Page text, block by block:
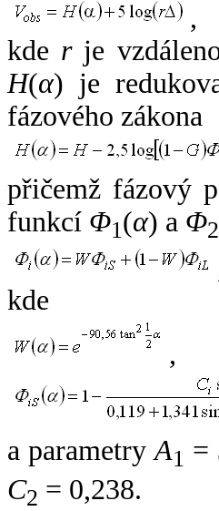
,
kde rje
H(α) je
fázového zákona
přičemž fázový
funkcí Φ1(α) a Φ2
kde
,
a parametryA1 =
C2 = 0,238.